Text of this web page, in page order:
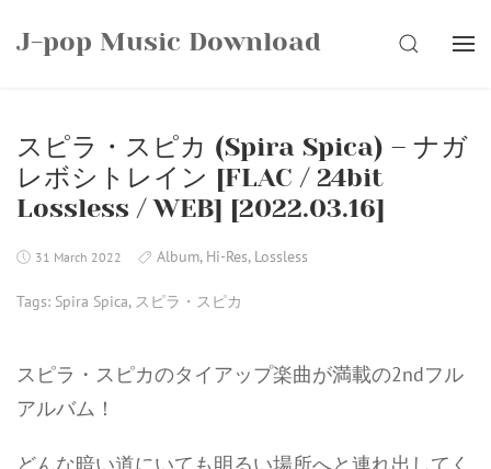
J-pop Music Download SEARCH
スピラ・スピカ (Spira Spica) – ナガ
レボシトレイン [FLAC / 24bit
Lossless / WEB] [2022.03.16]
31 March 2022 Album, Hi-Res, Lossless
Tags: Spira Spica, スピラ・スピカ
スピラ・スピカのタイアップ楽曲が満載の2ndフル
アルバム！